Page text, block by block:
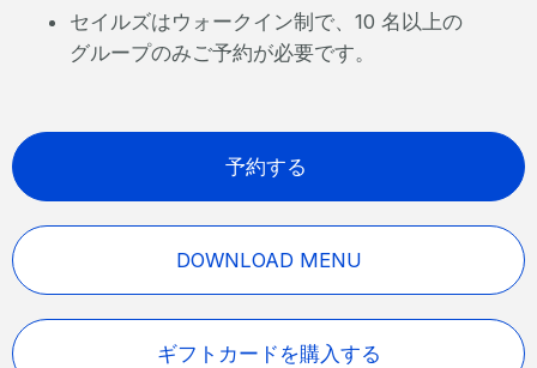
セイルズはウォークイン制で、10 名以上の
グループのみご予約が必要です。
予約する
DOWNLOAD MENU
ギフトカードを購入する